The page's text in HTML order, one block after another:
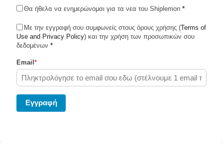
Shiplemon © 2026
Powered by Ghost
Θα ήθελα να ενημερώνομαι για τα νεα του Shiplemon *
Με την εγγραφή σου συμφωνείς στους όρους χρήσης (Terms of
Use and Privacy Policy) και την χρήση των προσωπικών σου
δεδομένων *
Email *
Eγγραφή